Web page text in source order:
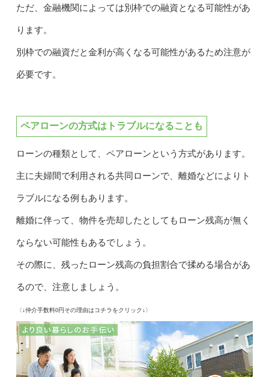
ただ、金融機関によっては別枠での融資となる可能性があ
ります。
別枠での融資だと金利が高くなる可能性があるため注意が
必要です。
ペアローンの方式はトラブルになることも
ローンの種類として、ペアローンという方式があります。
主に夫婦間で利用される共同ローンで、離婚などによりト
ラブルになる例もあります。
離婚に伴って、物件を売却したとしてもローン残高が無く
ならない可能性もあるでしょう。
その際に、残ったローン残高の負担割合で揉める場合があ
るので、注意しましょう。
〈↓仲介手数料0円その理由はコチラをクリック↓〉